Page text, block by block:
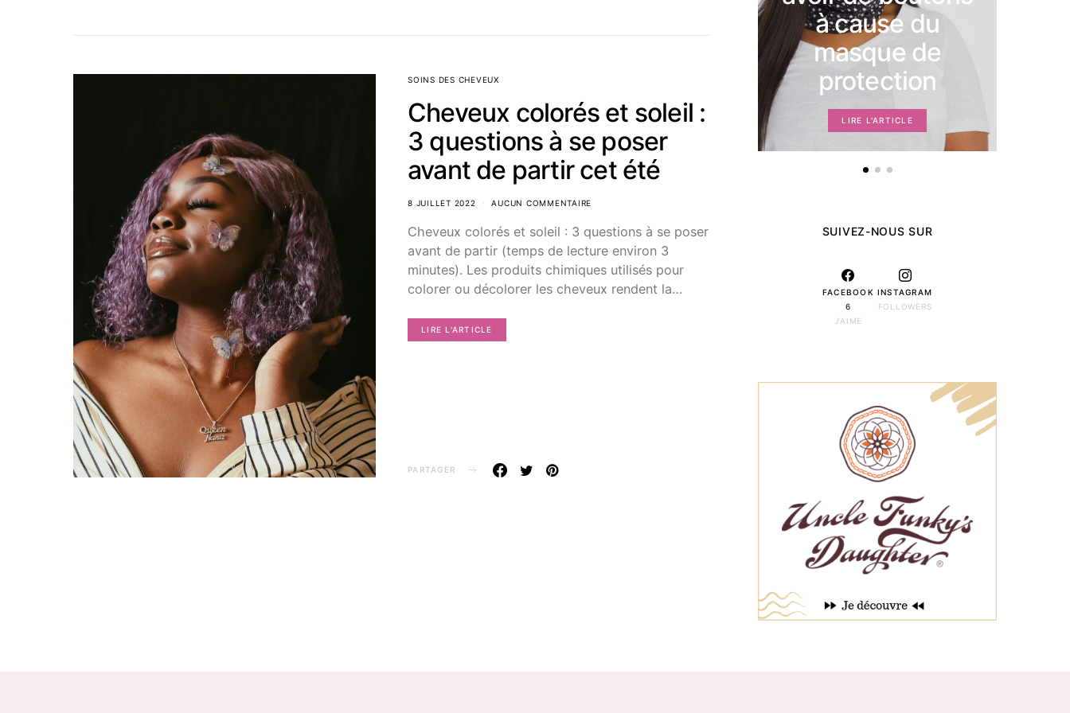
SOINS DES CHEVEUX
Cheveux colorés et soleil :
3 questions à se poser
avant de partir cet été
8 JUILLET 2022 AUCUN COMMENTAIRE
Cheveux colorés et soleil : 3 questions à se poser
avant de partir (temps de lecture environ 3
minutes). Les produits chimiques utilisés pour
colorer ou décolorer les cheveux rendent la…
LIRE L'ARTICLE
PARTAGER
à cause du
masque de
protection
LIRE L'ARTICLE
SUIVEZ-NOUS SUR
FACEBOOK
6
J'AIME
INSTAGRAM
FOLLOWERS